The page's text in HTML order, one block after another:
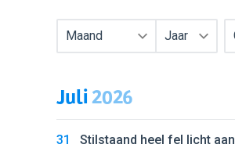
Maand Jaar
Juli2026
31 Stilstaand heel fel licht